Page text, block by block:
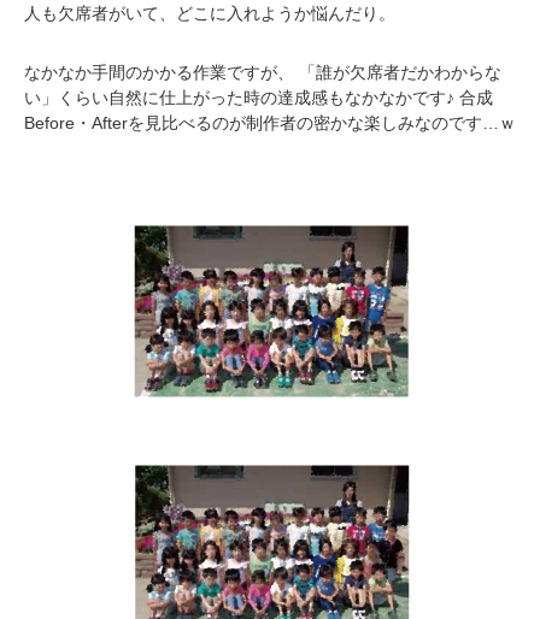
人も欠席者がいて、どこに入れようか悩んだり。
なかなか手間のかかる作業ですが、 「誰が欠席者だかわからな
い」くらい自然に仕上がった時の達成感もなかなかです♪ 合成
Before・Afterを見比べるのが制作者の密かな楽しみなのです…ｗ